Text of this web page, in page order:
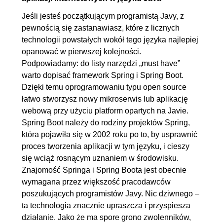
JPA z wykorzystaniem
@DataJpaTest
3.4. Mapowanie relacji między
encjami JPA
00:18:03
4. Warstwa logiki biznesowej 00:42:18
4.1. Testowanie integracyjne z
wykorzystaniem
@SpringBootTest w konwencji
TDD
00:20:48
4.2. Implementacja logiki
biznesowej z wykorzystaniem
zapytań Java Persistance
Query Language
00:21:30
5. Warstwa webowa 02:25:55
Jeśli jesteś początkującym programistą Javy, z
pewnością się zastanawiasz, które z licznych
technologii powstałych wokół tego języka najlepiej
opanować w pierwszej kolejności.
Podpowiadamy: do listy narzędzi „must have”
warto dopisać framework Spring i Spring Boot.
Dzięki temu oprogramowaniu typu open source
łatwo stworzysz nowy mikroserwis lub aplikację
webową przy użyciu platform opartych na Javie.
Spring Boot należy do rodziny projektów Spring,
która pojawiła się w 2002 roku po to, by usprawnić
proces tworzenia aplikacji w tym języku, i cieszy
się wciąż rosnącym uznaniem w środowisku.
Znajomość Springa i Spring Boota jest obecnie
wymagana przez większość pracodawców
poszukujących programistów Javy. Nic dziwnego –
ta technologia znacznie upraszcza i przyspiesza
działanie. Jako że ma spore grono zwolenników,